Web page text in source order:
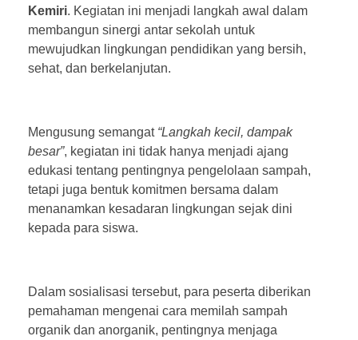
Kemiri. Kegiatan ini menjadi langkah awal dalam
membangun sinergi antar sekolah untuk
mewujudkan lingkungan pendidikan yang bersih,
sehat, dan berkelanjutan.
Mengusung semangat “Langkah kecil, dampak
besar”, kegiatan ini tidak hanya menjadi ajang
edukasi tentang pentingnya pengelolaan sampah,
tetapi juga bentuk komitmen bersama dalam
menanamkan kesadaran lingkungan sejak dini
kepada para siswa.
Dalam sosialisasi tersebut, para peserta diberikan
pemahaman mengenai cara memilah sampah
organik dan anorganik, pentingnya menjaga